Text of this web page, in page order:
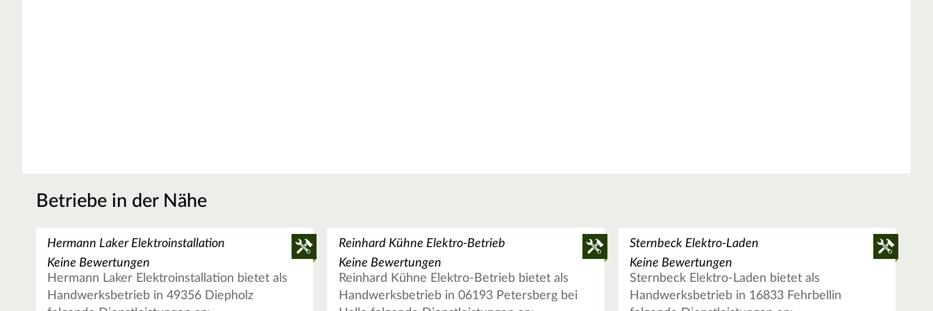
Betriebe in der Nähe
Hermann Laker Elektroinstallation
Keine Bewertungen
Hermann Laker Elektroinstallation bietet als
Handwerksbetrieb in 49356 Diepholz
Reinhard Kühne Elektro-Betrieb
Keine Bewertungen
Reinhard Kühne Elektro-Betrieb bietet als
Handwerksbetrieb in 06193 Petersberg bei
Sternbeck Elektro-Laden
Keine Bewertungen
Sternbeck Elektro-Laden bietet als
Handwerksbetrieb in 16833 Fehrbellin